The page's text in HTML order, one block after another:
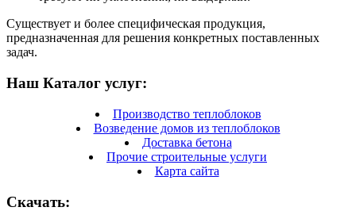
Существует и более специфическая продукция,
предназначенная для решения конкретных поставленных
задач.
Наш Каталог услуг:
Производство теплоблоков
Возведение домов из теплоблоков
Доставка бетона
Прочие строительные услуги
Карта сайта
Скачать: